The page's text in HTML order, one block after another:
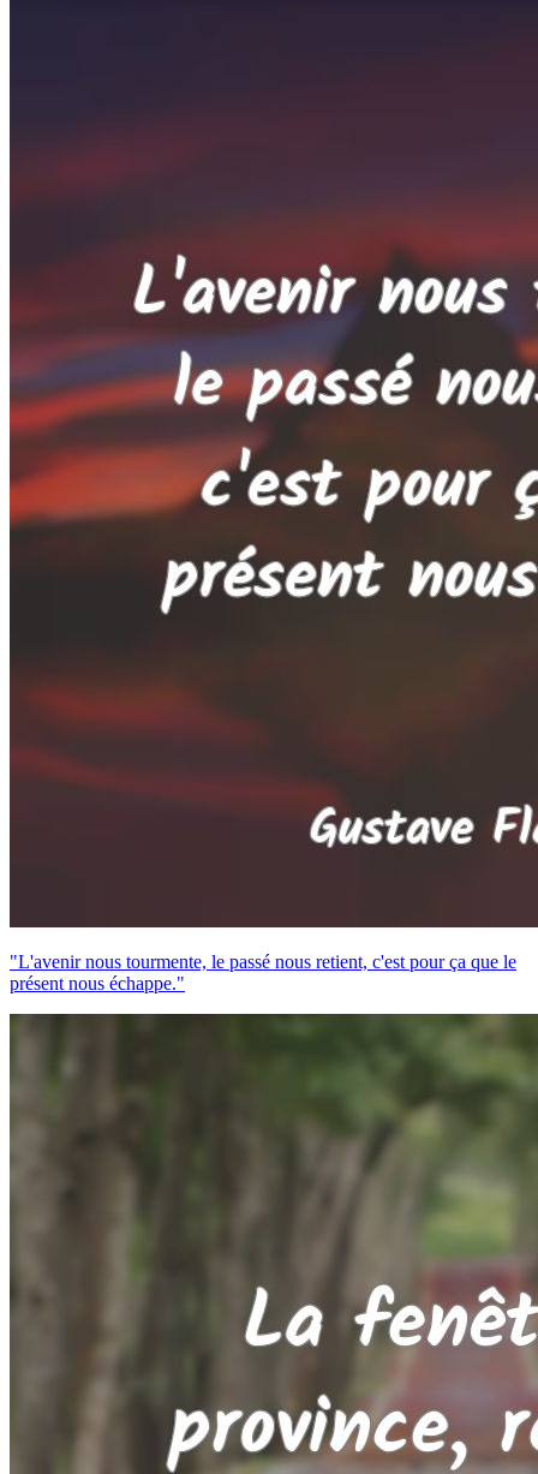
"L'avenir nous tourmente, le passé nous retient, c'est pour ça que le
présent nous échappe."